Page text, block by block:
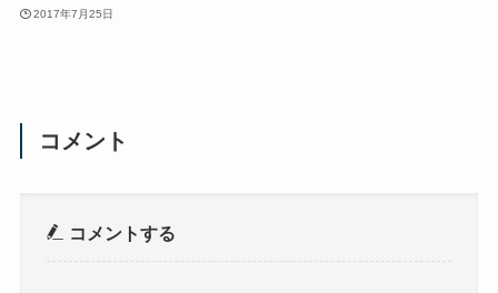
2017年7月25日
コメント
コメントする